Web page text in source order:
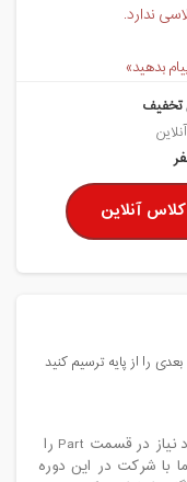
ندارد.
بدهید»
تخفیف
آنلاین
را از پایه ترسیم کنید
در این دوره طرز استفاده اکثر دستورات مورد نیاز در قسمت Part را
با شرکت در این دوره